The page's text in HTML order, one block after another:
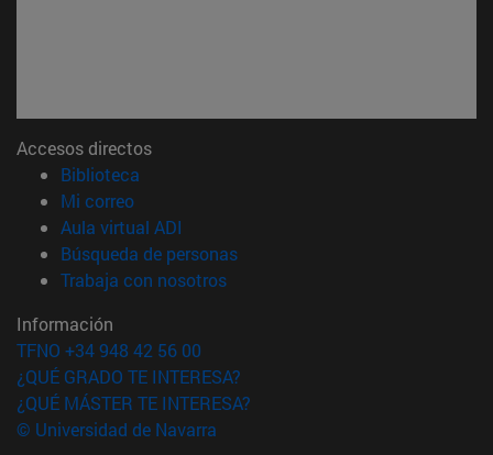
Accesos directos
Biblioteca
Mi correo(abre en nueva ventana)
Aula virtual ADI
Búsqueda de personas(abre en nueva ventana)
Trabaja con nosotros(abre en nueva ventana)
Información
TFNO +34 948 42 56 00
¿QUÉ GRADO TE INTERESA?
¿QUÉ MÁSTER TE INTERESA?
© Universidad de Navarra